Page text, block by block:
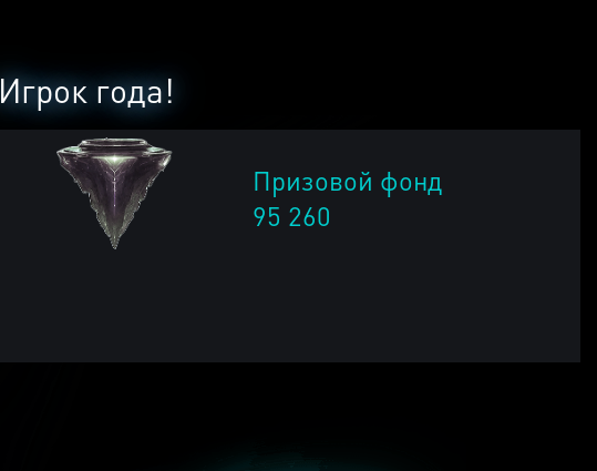
Игрок года!
Призовой фонд
95 260